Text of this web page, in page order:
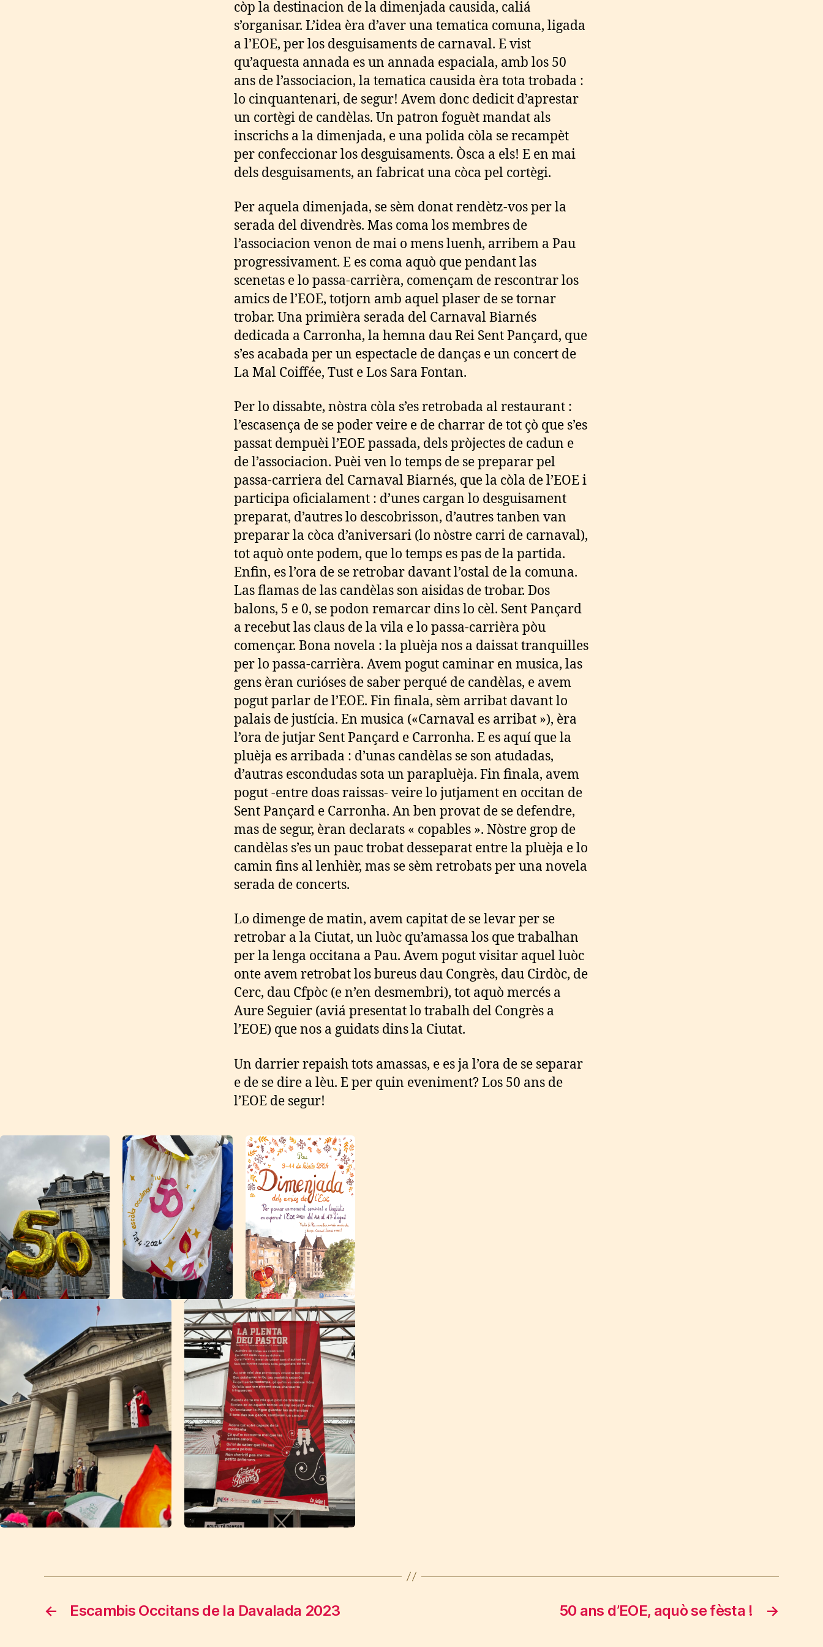
còp la destinacion de la dimenjada causida, caliá
s’organisar. L’idea èra d’aver una tematica comuna, ligada
a l’EOE, per los desguisaments de carnaval. E vist
qu’aquesta annada es un annada espaciala, amb los 50
ans de l’associacion, la tematica causida èra tota trobada :
lo cinquantenari, de segur! Avem donc dedicit d’aprestar
un cortègi de candèlas. Un patron foguèt mandat als
inscrichs a la dimenjada, e una polida còla se recampèt
per confeccionar los desguisaments. Òsca a els! E en mai
dels desguisaments, an fabricat una còca pel cortègi.
Per aquela dimenjada, se sèm donat rendètz-vos per la
serada del divendrès. Mas coma los membres de
l’associacion venon de mai o mens luenh, arribem a Pau
progressivament. E es coma aquò que pendant las
scenetas e lo passa-carrièra, començam de rescontrar los
amics de l’EOE, totjorn amb aquel plaser de se tornar
trobar. Una primièra serada del Carnaval Biarnés
dedicada a Carronha, la hemna dau Rei Sent Pançard, que
s’es acabada per un espectacle de danças e un concert de
La Mal Coiffée, Tust e Los Sara Fontan.
Per lo dissabte, nòstra còla s’es retrobada al restaurant :
l’escasença de se poder veire e de charrar de tot çò que s’es
passat dempuèi l’EOE passada, dels pròjectes de cadun e
de l’associacion. Puèi ven lo temps de se preparar pel
passa-carriera del Carnaval Biarnés, que la còla de l’EOE i
participa oficialament : d’unes cargan lo desguisament
preparat, d’autres lo descobrisson, d’autres tanben van
preparar la còca d’aniversari (lo nòstre carri de carnaval),
tot aquò onte podem, que lo temps es pas de la partida.
Enfin, es l’ora de se retrobar davant l’ostal de la comuna.
Las flamas de las candèlas son aisidas de trobar. Dos
balons, 5 e 0, se podon remarcar dins lo cèl. Sent Pançard
a recebut las claus de la vila e lo passa-carrièra pòu
començar. Bona novela : la pluèja nos a daissat tranquilles
per lo passa-carrièra. Avem pogut caminar en musica, las
gens èran curióses de saber perqué de candèlas, e avem
pogut parlar de l’EOE. Fin finala, sèm arribat davant lo
palais de justícia. En musica («Carnaval es arribat »), èra
l’ora de jutjar Sent Pançard e Carronha. E es aquí que la
pluèja es arribada : d’unas candèlas se son atudadas,
d’autras escondudas sota un parapluèja. Fin finala, avem
pogut -entre doas raissas- veire lo jutjament en occitan de
Sent Pançard e Carronha. An ben provat de se defendre,
mas de segur, èran declarats « copables ». Nòstre grop de
candèlas s’es un pauc trobat desseparat entre la pluèja e lo
camin fins al lenhièr, mas se sèm retrobats per una novela
serada de concerts.
Lo dimenge de matin, avem capitat de se levar per se
retrobar a la Ciutat, un luòc qu’amassa los que trabalhan
per la lenga occitana a Pau. Avem pogut visitar aquel luòc
onte avem retrobat los bureus dau Congrès, dau Cirdòc, de
Cerc, dau Cfpòc (e n’en desmembri), tot aquò mercés a
Aure Seguier (aviá presentat lo trabalh del Congrès a
l’EOE) que nos a guidats dins la Ciutat.
Un darrier repaish tots amassas, e es ja l’ora de se separar
e de se dire a lèu. E per quin eveniment? Los 50 ans de
l’EOE de segur!
← Escambis Occitans de la Davalada 2023 →
50 ans d’EOE, aquò se fèsta !